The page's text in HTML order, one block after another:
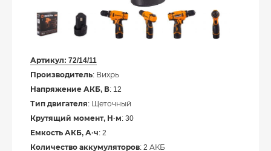
Артикул: 72/14/11
Производитель: Вихрь
Напряжение АКБ, В: 12
Тип двигателя: Щеточный
Крутящий момент, Н·м: 30
Емкость АКБ, А·ч: 2
Количество аккумуляторов: 2 АКБ